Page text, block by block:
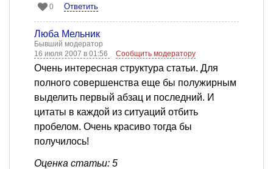
0 Ответить
Люба Мельник
Бывший модератор
16 июля 2007 в 01:56
Сообщить модератору
Очень интересная структура статьи. Для
полного совершенства еще бы полужирным
выделить первый абзац и последний. И
цитаты в каждой из ситуаций отбить
пробелом. Очень красиво тогда бы
получилось!
Оценка статьи: 5